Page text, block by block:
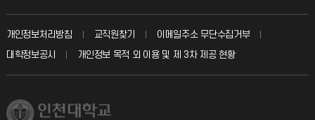
입학안내
취업정보(학생)
칭찬마당
학생서비스 지킴이
교수회
교육혁신본부
개인정보처리방침 교직원찾기
이메일주소 무단수집거부
대학정보공시
개인정보 목적 외 이용 및 제 3차 제공 현황